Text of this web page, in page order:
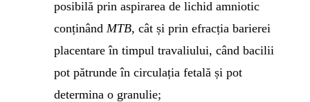
posibilă prin aspirarea de lichid amniotic
conținând MTB, cât și prin efracția barierei
placentare în timpul travaliului, când bacilii
pot pătrunde în circulația fetală și pot
determina o granulie;